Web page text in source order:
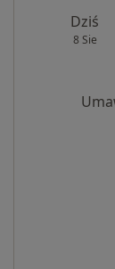
Dziś
8 Sie